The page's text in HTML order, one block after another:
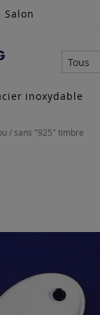
Salon
Tous
inoxydable
/ sans "925" timbre